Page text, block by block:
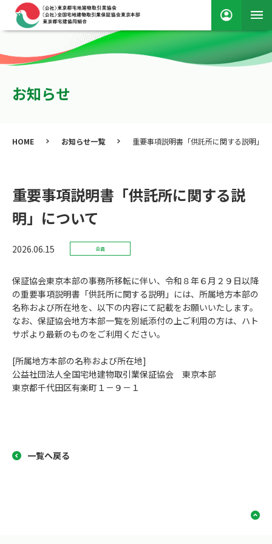
お知らせ
HOME お知らせ一覧 重要事項説明書「供託所に関する説明」
重要事項説明書「供託所に関する説
明」について
2026.06.15 会員
保証協会東京本部の事務所移転に伴い、令和８年６月２９日以降
の重要事項説明書「供託所に関する説明」には、所属地方本部の
名称および所在地を、以下の内容にて記載をお願いいたします。
なお、保証協会地方本部一覧を別紙添付の上ご利用の方は、ハト
サポより最新のものをご利用ください。
[所属地方本部の名称および所在地]
公益社団法人全国宅地建物取引業保証協会 東京本部
東京都千代田区有楽町１－９－１
一覧へ戻る